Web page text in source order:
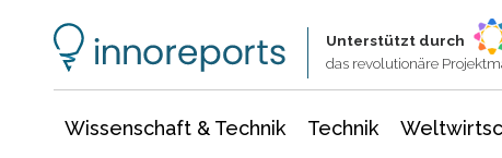
Unterstützt durch
das revolutionäre
Wissenschaft & Technik Technik